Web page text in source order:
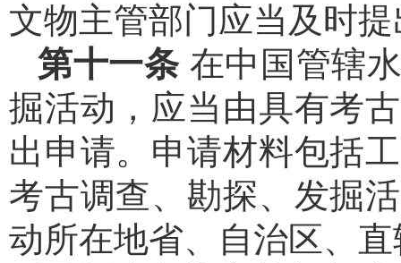
文物主管部门应当及时
第十一条 在中国管辖
掘活动，应当由具有考
出申请。申请材料包括
考古调查、勘探、发掘
动所在地省、自治区、